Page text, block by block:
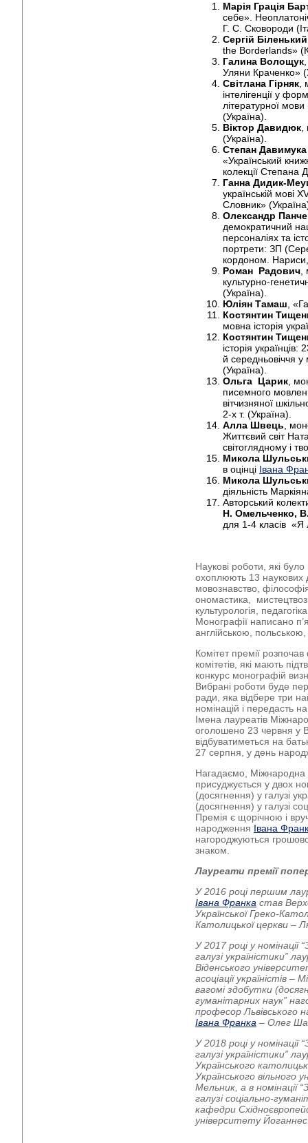
Марія Грація
себе».
Г. С. Сковороди
Сергій Біленький
the Borderlands»
Галина Волощук
Уляни Краченко»
Світлана Гірняк
інтелігенції у
літературної
(Україна).
Віктор Давидюк
(Україна).
Степан
«Український
колекції Степана
Ганна Дидик-
українській мові
Словник»
Олександр
демократичний
персоналіях та
портрети: ЗП
кордоном. Нариси,
Роман Радович
культурно-
(Україна).
Юліян Тамаш ,
Костянтин
мовна історія
Костянтин
історія
й середньовіччя у
(Україна).
Ольга Царик ,
писемного
вітчизняної
2-х т. (Україна).
Алла Швець ,
Життєвий світ
світоглядному і
Микола
в оцінці Івана
Микола
діяльність
Авторський
Н. Омельченко,
для 1-4 класів «Я
Наукові роботи, які
охоплюють 13 наукових
мовознавство,
ономастика,
культурологія,
Монографії написано
англійською,
Комітет премії
комітетів, які мають
конкурс монографій
Вибрані роботи буде
ради, яка відбере три
номінацій і передасть
Імена лауреатів
оголошено 23 червня у
відбуватиметься на
27 серпня, у день
Нагадаємо, Міжнародна
присуджується у двох
(досягнення) у галузі
(досягнення) у галузі
Премія є щорічною і
народження Івана
нагороджуються
знаком.
Лауреати премії
У 2016 році першим
Івана Франка став
Української Греко-
Католицької церкви –
У 2017 році у номінації
галузі україністики”
Віденського
асоціації україністів –
вагомі здобутки
гуманітарних наук”
професор Львівського
Івана Франка – Олег
У 2018 році у номінації
галузі україністики”
Українського
Українського
Мельник, а в номінації
галузі соціально-
кафедри
університету